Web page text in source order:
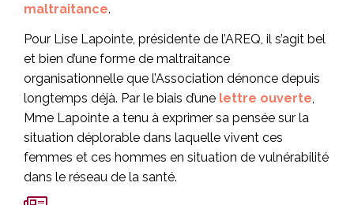
maltraitance.
Pour Lise Lapointe, présidente de l’AREQ, il s’agit bel
et bien d’une forme de maltraitance
organisationnelle que l’Association dénonce depuis
longtemps déjà. Par le biais d’une lettre ouverte
Mme Lapointe a tenu à exprimer sa pensée sur la
situation déplorable dans laquelle vivent ces
femmes et ces hommes en situation de vulnérabilité
dans le réseau de la santé.